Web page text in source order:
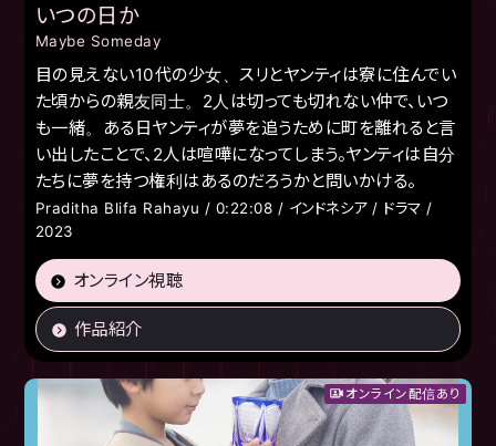
いつの日か
Maybe Someday
目の見えない10代の少女、スリとヤンティは寮に住んでい
た頃からの親友同士。2人は切っても切れない仲で、いつ
も一緒。ある日ヤンティが夢を追うために町を離れると言
い出したことで、2人は喧嘩になってしまう。ヤンティは自分
たちに夢を持つ権利はあるのだろうかと問いかける。
Praditha Blifa Rahayu / 0:22:08 / インドネシア / ドラマ /
2023
オンライン視聴
作品紹介
オンライン配信あり